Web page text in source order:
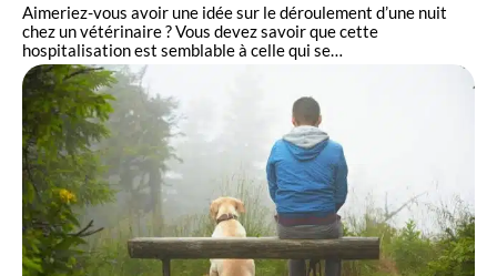
Aimeriez-vous avoir une idée sur le déroulement d’une nuit
chez un vétérinaire ? Vous devez savoir que cette
hospitalisation est semblable à celle qui se…